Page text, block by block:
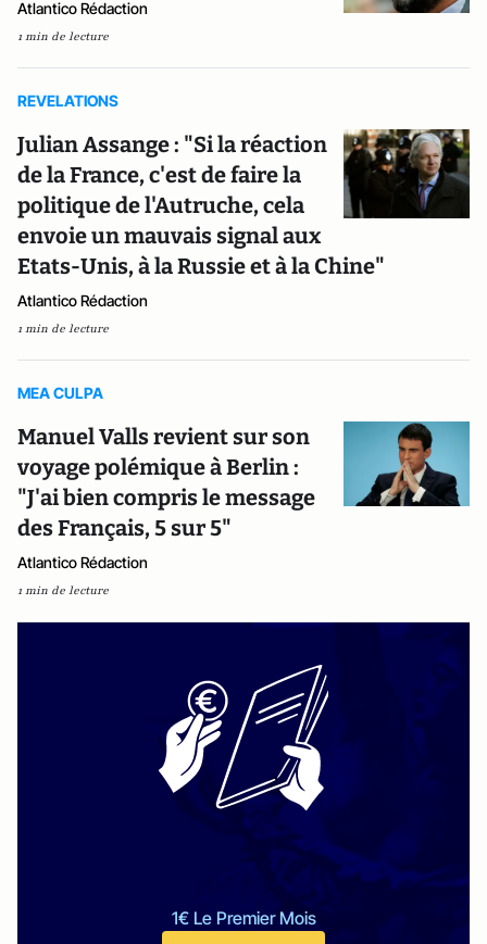
Atlantico Rédaction
1 min de lecture
REVELATIONS
Julian Assange : "Si la réaction
de la France, c'est de faire la
politique de l'Autruche, cela
envoie un mauvais signal aux
Etats-Unis, à la Russie et à la Chine"
Atlantico Rédaction
1 min de lecture
MEA CULPA
Manuel Valls revient sur son
voyage polémique à Berlin :
"J'ai bien compris le message
des Français, 5 sur 5"
Atlantico Rédaction
1 min de lecture
1€ Le Premier Mois